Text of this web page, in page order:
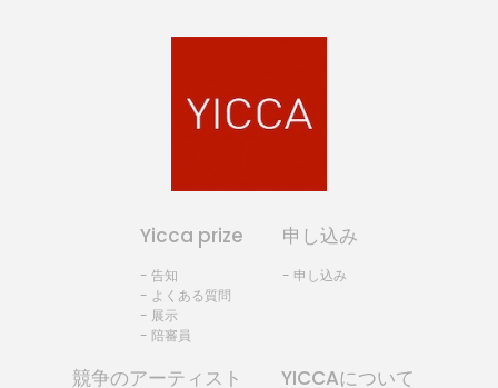
Yicca prize
- 告知
- よくある質問
- 展示
- 陪審員
申し込み
- 申し込み
競争のアーティスト YICCAについて